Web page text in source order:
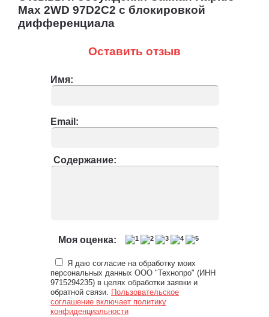
Max 2WD 97D2C2 с блокировкой
дифференциала
Оставить отзыв
Имя:
Email:
Содержание:
Моя оценка:
Я даю согласие на обработку моих
персональных данных ООО "Технопро" (ИНН
9715294235) в целях обработки заявки и
обратной связи. Пользовательское
соглашение включает политику
конфиденциальности